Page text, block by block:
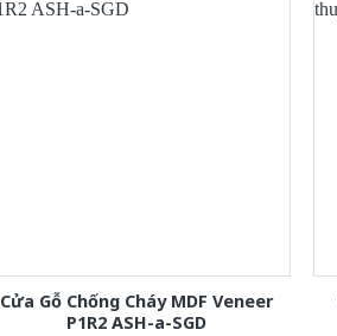
Cửa Gỗ Chống Cháy MDF Veneer
P1R2 ASH-a-SGD